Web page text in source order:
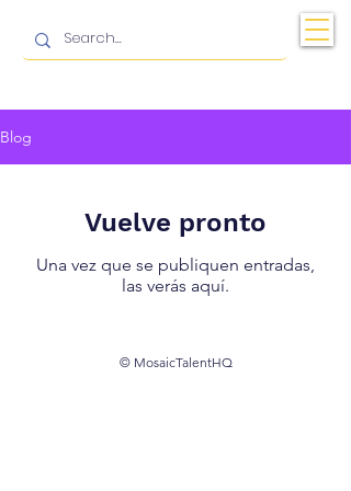
Blog
Vuelve pronto
Una vez que se publiquen entradas,
las verás aquí.
© MosaicTalentHQ